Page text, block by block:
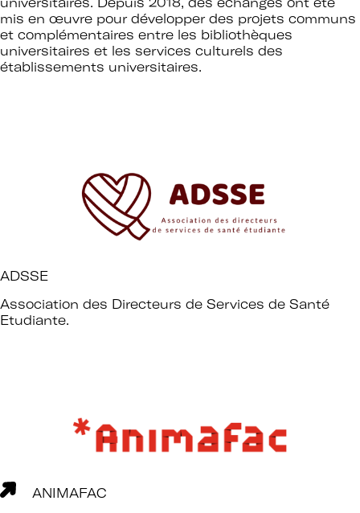
mis en œuvre pour développer des projets communs
et complémentaires entre les bibliothèques
universitaires et les services culturels des
établissements universitaires.
ADSSE
Association des Directeurs de Services de Santé
Etudiante.
ANIMAFAC